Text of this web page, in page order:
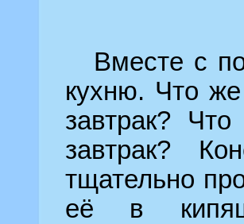
Вместе с
кухню. Что же
завтрак?
завтрак?
тщательно
её в